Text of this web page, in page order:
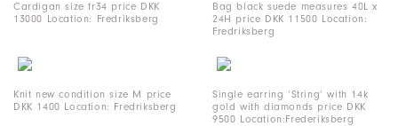
Cardigan size fr34 price DKK
13000 Location: Fredriksberg
Bag black suede measures 40L x
24H price DKK 11500 Location:
Fredriksberg
Knit new condition size M price
DKK 1400 Location: Fredriksberg
Single earring ‘String’ with 14k
gold with diamonds price DKK
9500 Location:Frederiksberg